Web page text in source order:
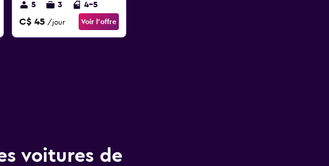
5 3 4-5
C$ 45 /jour Voir l’offre
voitures de